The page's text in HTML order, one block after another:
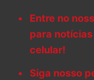
Entre no
para
celular!
Siga nosso